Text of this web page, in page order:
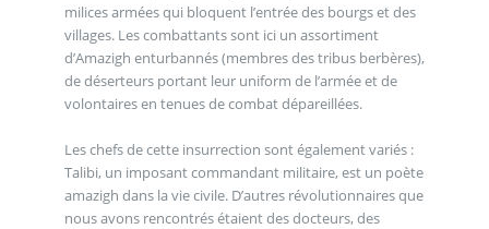
milices armées qui bloquent l’entrée des bourgs et des
villages. Les combattants sont ici un assortiment
d’Amazigh enturbannés (membres des tribus berbères),
de déserteurs portant leur uniform de l’armée et de
volontaires en tenues de combat dépareillées.
Les chefs de cette insurrection sont également variés :
Talibi, un imposant commandant militaire, est un poète
amazigh dans la vie civile. D’autres révolutionnaires que
nous avons rencontrés étaient des docteurs, des